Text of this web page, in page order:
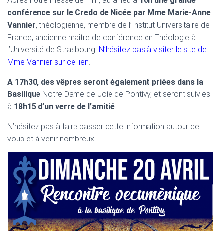
O
N
conférence sur le Credo de Nicée par Mme Marie-Anne
Vannier, théologienne, membre de l’Institut Universitaire de
France, ancienne maître de conférence en Théologie à
l’Université de Strasbourg. N’hésitez pas à visiter le site de
Mme Vannier sur ce lien.
A 17h30, des vêpres seront également priées dans la
Basilique Notre Dame de Joie de Pontivy, et seront suivies
à 18h15 d’un verre de l’amitié.
N’hésitez pas à faire passer cette information autour de
vous et à venir nombreux !